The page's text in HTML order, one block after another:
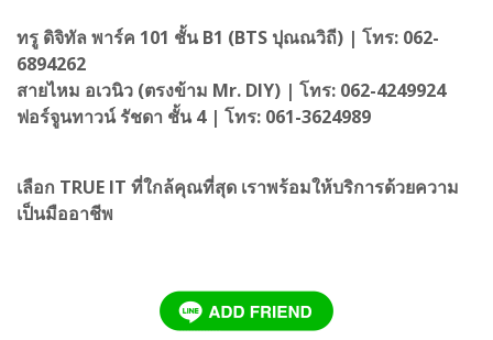
ทรู ดิจิทัล พาร์ค 101 ชั้น B1 (BTS ปุณณวิถี) | โทร: 062-
6894262
สายไหม อเวนิว (ตรงข้าม Mr. DIY) | โทร: 062-4249924
ฟอร์จูนทาวน์ รัชดา ชั้น 4 | โทร: 061-3624989
เลือก TRUE IT ที่ใกล้คุณที่สุด เราพร้อมให้บริการด้วยความ
เป็นมืออาชีพ